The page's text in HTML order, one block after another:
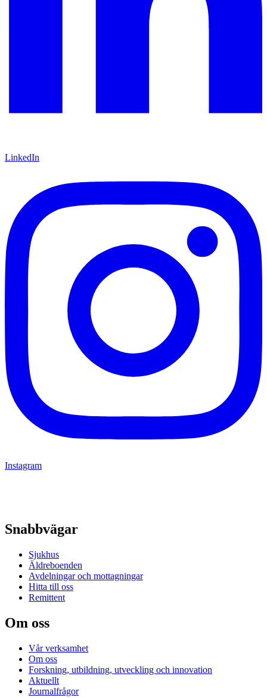
LinkedIn
Instagram
Snabbvägar
Sjukhus
Äldreboenden
Avdelningar och mottagningar
Hitta till oss
Remittent
Om oss
Vår verksamhet
Om oss
Forskning, utbildning, utveckling och innovation
Aktuellt
Journalfrågor